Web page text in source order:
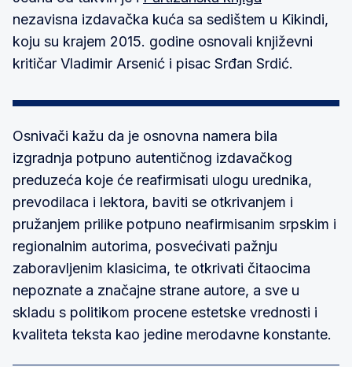
nezavisna izdavačka kuća sa sedištem u Kikindi,
koju su krajem 2015. godine osnovali književni
kritičar Vladimir Arsenić i pisac Srđan Srdić.
Osnivači kažu da je osnovna namera bila
izgradnja potpuno autentičnog izdavačkog
preduzeća koje će reafirmisati ulogu urednika,
prevodilaca i lektora, baviti se otkrivanjem i
pružanjem prilike potpuno neafirmisanim srpskim i
regionalnim autorima, posvećivati pažnju
zaboravljenim klasicima, te otkrivati čitaocima
nepoznate a značajne strane autore, a sve u
skladu s politikom procene estetske vrednosti i
kvaliteta teksta kao jedine merodavne konstante.